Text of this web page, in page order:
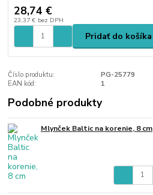
28,74 €
23,37 € bez DPH
Pridať do košíka
Číslo produktu:
PG-25779
EAN kód:
1
Podobné produkty
Mlynček Baltic na korenie, 8 cm